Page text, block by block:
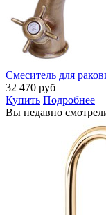
Смеситель для
32 470 руб
Купить Подробнее
Вы недавно